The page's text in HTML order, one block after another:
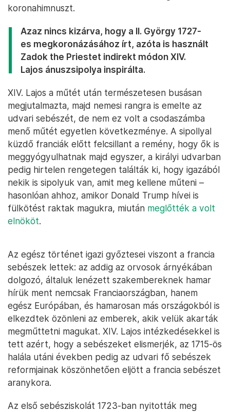
koronahimnuszt.
Azaz nincs kizárva, hogy a II. György 1727-
es megkoronázásához írt, azóta is használt
Zadok the Priestet indirekt módon XIV.
Lajos ánuszsipolya inspirálta.
XIV. Lajos a műtét után természetesen busásan
megjutalmazta, majd nemesi rangra is emelte az
udvari sebészét, de nem ez volt a csodaszámba
menő műtét egyetlen következménye. A sipollyal
küzdő franciák előtt felcsillant a remény, hogy ők is
meggyógyulhatnak majd egyszer, a királyi udvarban
pedig hirtelen rengetegen találták ki, hogy igazából
nekik is sipolyuk van, amit meg kellene műteni –
hasonlóan ahhoz, amikor Donald Trump hívei is
fülkötést raktak magukra, miután meglőtték a volt
elnököt.
Az egész történet igazi győztesei viszont a francia
sebészek lettek: az addig az orvosok árnyékában
dolgozó, általuk lenézett szakembereknek hamar
hírük ment nemcsak Franciaországban, hanem
egész Európában, és hamarosan más országokból is
elkezdtek özönleni az emberek, akik velük akarták
megműttetni magukat. XIV. Lajos intézkedésekkel is
tett azért, hogy a sebészeket elismerjék, az 1715-ös
halála utáni években pedig az udvari fő sebészek
reformjainak köszönhetően eljött a francia sebészet
aranykora.
Az első sebésziskolát 1723-ban nyitották meg